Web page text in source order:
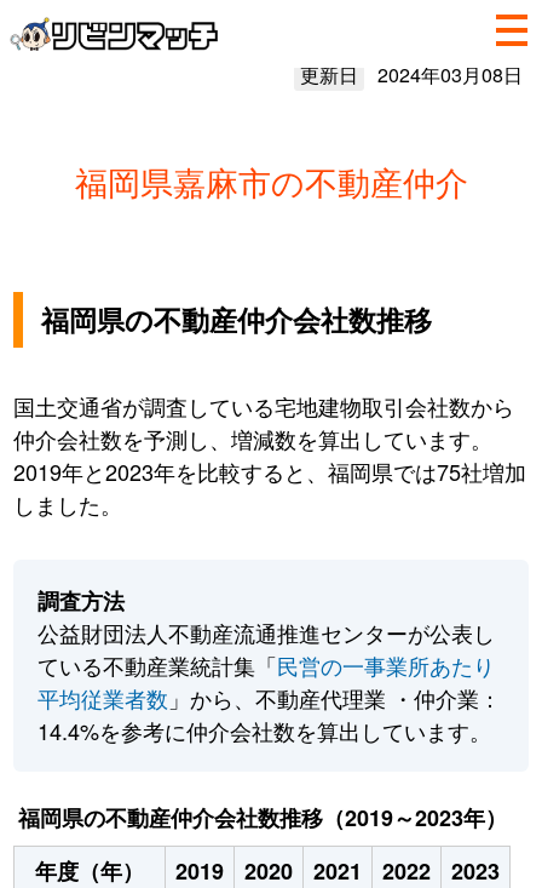
更新日 2024年03月08日
福岡県嘉麻市の不動産仲介
福岡県の不動産仲介会社数推移
国土交通省が調査している宅地建物取引会社数から
仲介会社数を予測し、増減数を算出しています。
2019年と2023年を比較すると、福岡県では75社増加
しました。
調査方法
公益財団法人不動産流通推進センターが公表し
ている不動産業統計集「民営の一事業所あたり
平均従業者数 」から、不動産代理業 ・仲介業：
14.4%を参考に仲介会社数を算出しています。
福岡県の不動産仲介会社数推移（2019～2023年）
年度（年）
2019 2020 2021 2022
2023